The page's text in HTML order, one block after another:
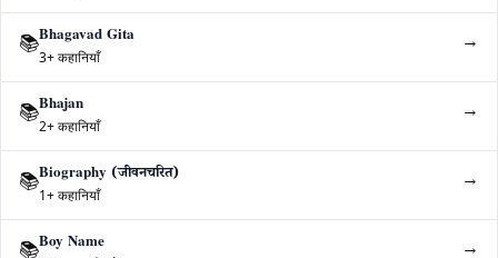
📚Bhagavad Gita
3+ कहानियाँ
→
📚Bhajan
2+ कहानियाँ
→
📚Biography (जीवनचरित)
1+ कहानियाँ
→
📚Boy Name →